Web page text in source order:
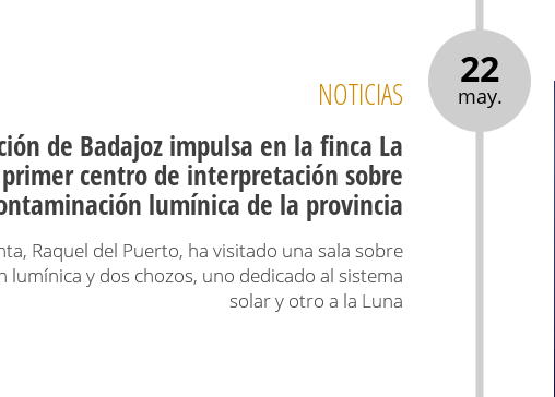
22
may.
NOTICIAS
de Badajoz impulsa en la finca La
primer centro de interpretación sobre
lumínica de la provincia
Raquel del Puerto, ha visitado una sala sobre
lumínica y dos chozos, uno dedicado al sistema
solar y otro a la Luna